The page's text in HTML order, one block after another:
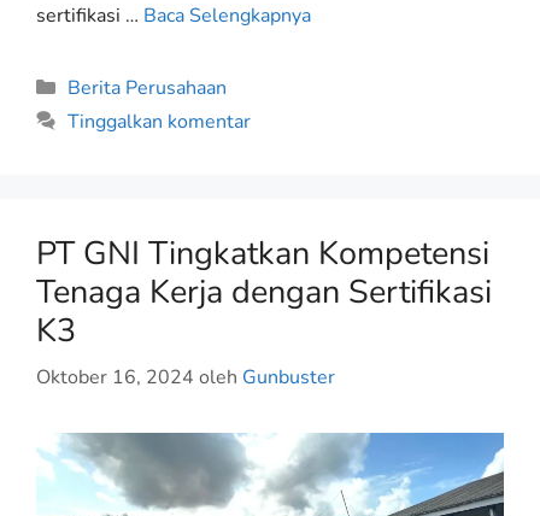
sertifikasi … Baca Selengkapnya
Berita Perusahaan
Tinggalkan komentar
PT GNI Tingkatkan Kompetensi
Tenaga Kerja dengan Sertifikasi
K3
Oktober 16, 2024 oleh Gunbuster